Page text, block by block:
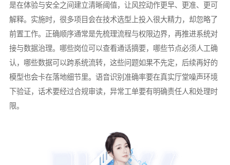
是在体验与安全之间建立清晰阈值，让风控动作更早、更准、更可
解释。实施时，很多项目会在技术选型上投入很大精力，却忽略了
前置工作。正确顺序通常是先梳理流程与权限边界，再推进系统对
接与数据治理。哪些岗位可以查看通话摘要，哪些节点必须人工确
认，哪些数据可以跨系统流转，这些问题如果不先定，后续再好的
模型也会卡在落地细节里。语音识别准确率要在真实厅堂噪声环境
下验证，话术要经过合规审读，异常工单要有明确责任人和处理时
限。